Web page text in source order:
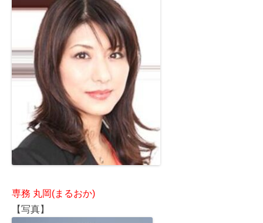
専務 丸岡(まるおか)
【写真】